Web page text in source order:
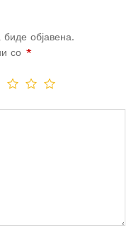
објавена.
со *